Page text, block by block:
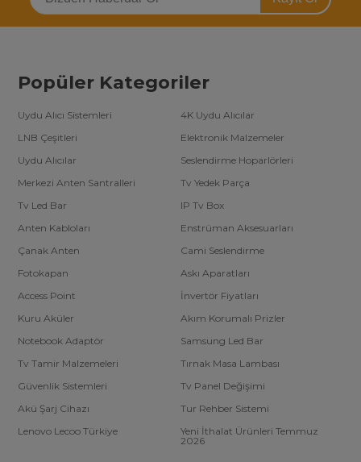
Hızlı Teslimat ve Güvenli Alışveriş
işletmeler için daha fazla tasarruf fırsatı sunuyoruz.
kumanda modelleri
burada! Avantajlı fiyatlarımızdan
kesintisiz devam ettirin.
Popüler Kategoriler
Uydu Alıcı Sistemleri
4K Uydu Alıcılar
LNB Çeşitleri
Elektronik Malzemeler
Uydu Alıcılar
Seslendirme Hoparlörleri
Merkezi Anten Santralleri
Tv Yedek Parça
Tv Led Bar
IP Tv Box
Anten Kabloları
Enstrüman Aksesuarları
Çanak Anten
Cami Seslendirme
Fotokapan
Askı Aparatları
Access Point
İnvertör Fiyatları
Kuru Aküler
Akım Korumalı Prizler
Notebook Adaptör
Samsung Led Bar
Tv Tamir Malzemeleri
Tırnak Masa Lambası
Güvenlik Sistemleri
Tv Panel Değişimi
Akü Şarj Cihazı
Tur Rehber Sistemi
Lenovo Lecoo Türkiye
Yeni İthalat Ürünleri Temmuz
2026